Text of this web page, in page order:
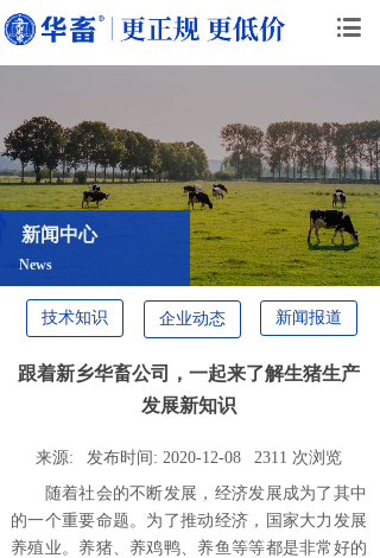
News
新闻中心
新闻报道
企业动态
技术知识
跟着新乡华畜公司，一起来了解生猪生产
发展新知识
来源: 发布时间: 2020-12-08 2311 次浏览
随着社会的不断发展，经济发展成为了其中
的一个重要命题。为了推动经济，国家大力发展
养殖业。养猪、养鸡鸭、养鱼等等都是非常好的